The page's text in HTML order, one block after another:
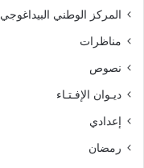
المركز الوطني البيداغوجي
مناظرات
نصوص
ديـوان الإفـتـاء
إعدادي
رمضان